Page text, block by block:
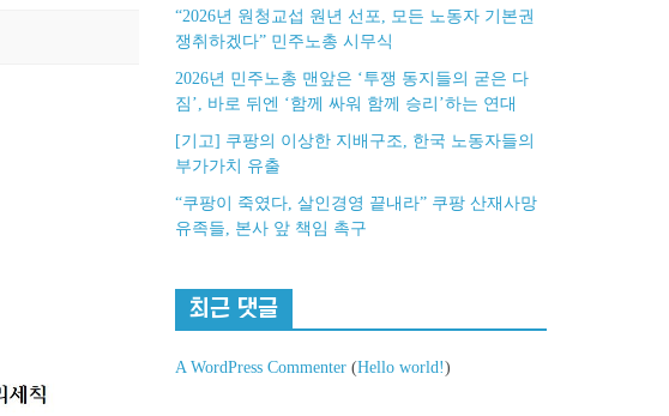
“2026년 원청교섭 원년 선포, 모든 노동자 기본권
쟁취하겠다” 민주노총 시무식
2026년 민주노총 맨앞은 ‘투쟁 동지들의 굳은 다
짐’, 바로 뒤엔 ‘함께 싸워 함께 승리’하는 연대
[기고] 쿠팡의 이상한 지배구조, 한국 노동자들의
부가가치 유출
“쿠팡이 죽였다, 살인경영 끝내라” 쿠팡 산재사망
유족들, 본사 앞 책임 촉구
최근 댓글
A WordPress Commenter (Hello world!)